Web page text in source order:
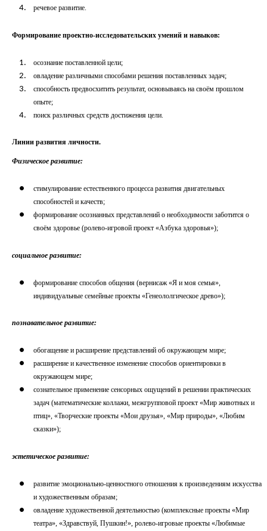
речевое развитие.
Формирование проектно-исследовательских умений и навыков:
осознание поставленной цели;
овладение различными способами решения поставленных задач;
способность предвосхитить результат, основываясь на своём прошлом
опыте;
поиск различных средств достижения цели.
Линии развития личности.
Физическое развитие:
стимулирование естественного процесса развития двигательных
способностей и качеств;
формирование осознанных представлений о необходимости заботится о
своём здоровье (ролево-игровой проект «Азбука здоровья»);
социальное развитие:
формирование способов общения (вернисаж «Я и моя семья»,
индивидуальные семейные проекты «Генеололгическое древо»);
познавательное развитие:
обогащение и расширение представлений об окружающем мире;
расширение и качественное изменение способов ориентировки в
окружающем мире;
сознательное применение сенсорных ощущений в решении практических
задач (математические коллажи, межгрупповой проект «Мир животных и
птиц», «Творческие проекты «Мои друзья», «Мир природы», «Любим
сказки»);
эстетическое развитие:
развитие эмоционально-ценностного отношения к произведениям искусства
и художественным образам;
овладение художественной деятельностью (комплексные проекты «Мир
театра», «Здравствуй, Пушкин!», ролево-игровые проекты «Любимые